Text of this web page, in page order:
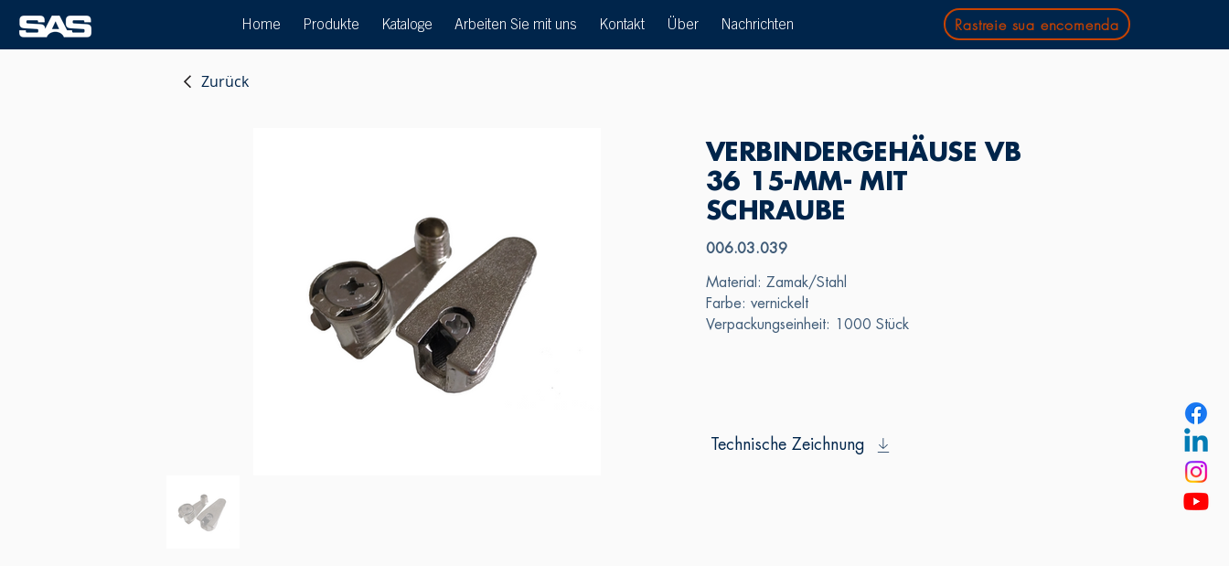
Home Produkte Kataloge Arbeiten Sie mit uns Kontakt Über Nachrichten Rastreie sua encomenda
Zurück
VERBINDERGEHÄUSE VB
36 15-MM- MIT
SCHRAUBE
006.03.039
Material: Zamak/Stahl
Farbe: vernickelt
Verpackungseinheit: 1000 Stück
Technische Zeichnung